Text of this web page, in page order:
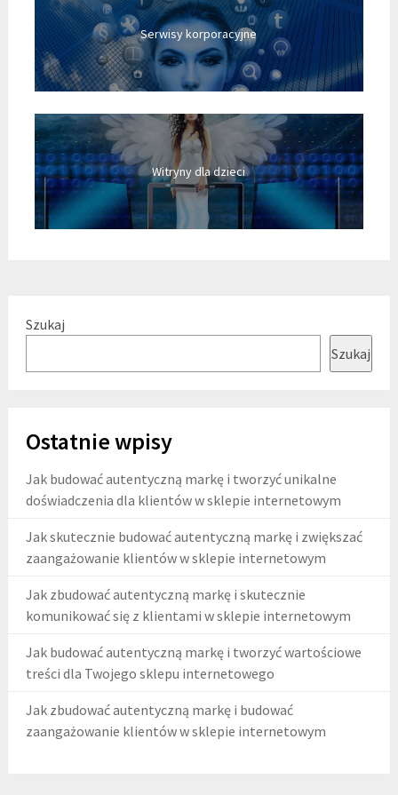
Serwisy korporacyjne
Witryny dla dzieci
Szukaj
Szukaj
Ostatnie wpisy
Jak budować autentyczną markę i tworzyć unikalne
doświadczenia dla klientów w sklepie internetowym
Jak skutecznie budować autentyczną markę i zwiększać
zaangażowanie klientów w sklepie internetowym
Jak zbudować autentyczną markę i skutecznie
komunikować się z klientami w sklepie internetowym
Jak budować autentyczną markę i tworzyć wartościowe
treści dla Twojego sklepu internetowego
Jak zbudować autentyczną markę i budować
zaangażowanie klientów w sklepie internetowym